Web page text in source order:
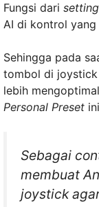
Fungsi dari setting
AI di kontrol yang
Sehingga pada
tombol di
lebih
Personal Preset
Sebagai
membuat
joystick